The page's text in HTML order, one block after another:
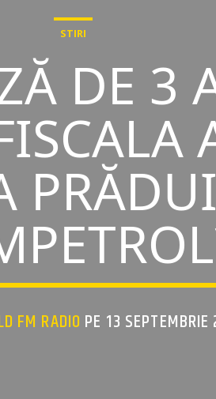
STIRI
DE 3
FM RADIO PE 13 SEPTEMBRIE